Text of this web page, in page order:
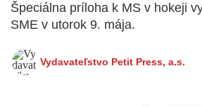
Špeciálna príloha k MS v hokeji
SME v utorok 9. mája.
Vydavateľstvo Petit Press, a.s.